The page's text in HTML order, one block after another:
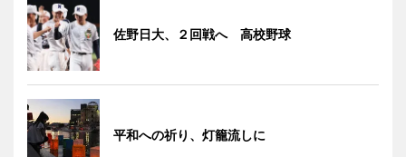
佐野日大、２回戦へ 高校野球
平和への祈り、灯籠流しに